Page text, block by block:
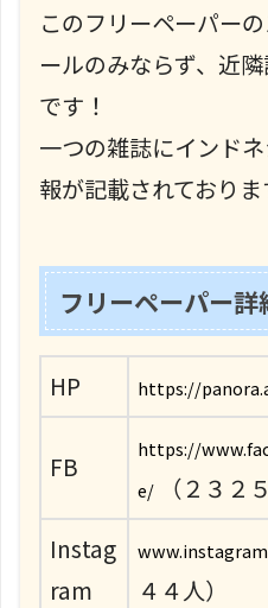
このフリーペーパー
ールのみならず、近
です！
一つの雑誌にインド
報が記載されており
フリーペーパー詳
HP https://
FB
https://
e/
（２３２
Instag
ram
４４人）